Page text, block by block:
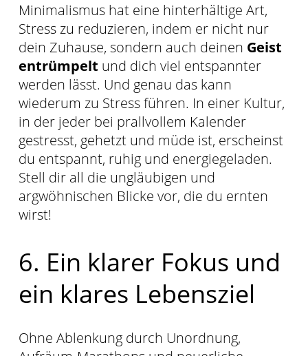
Minimalismus hat eine hinterhältige Art,
Stress zu reduzieren, indem er nicht nur
dein Zuhause, sondern auch deinen Geist
entrümpelt und dich viel entspannter
werden lässt. Und genau das kann
wiederum zu Stress führen. In einer Kultur,
in der jeder bei prallvollem Kalender
gestresst, gehetzt und müde ist, erscheinst
du entspannt, ruhig und energiegeladen.
Stell dir all die ungläubigen und
argwöhnischen Blicke vor, die du ernten
wirst!
6. Ein klarer Fokus und
ein klares Lebensziel
Ohne Ablenkung durch Unordnung,